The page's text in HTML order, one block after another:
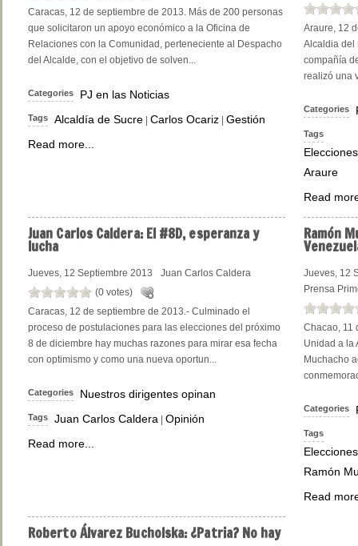
Caracas, 12 de septiembre de 2013. Más de 200 personas
que solicitaron un apoyo económico a la Oficina de
Relaciones con la Comunidad, perteneciente al Despacho
del Alcalde, con el objetivo de solven...
Categories PJ en las Noticias
Tags Alcaldía de Sucre Carlos Ocariz Gestión
Read more...
Araure, 12
Alcaldia del
compañía
realizó una
Categories
Tags
Araure
Read
Juan Carlos Caldera: El #8D, esperanza y
lucha
Jueves, 12 Septiembre 2013
Juan Carlos Caldera
(0 votes)
Caracas, 12 de septiembre de 2013.- Culminado el
proceso de postulaciones para las elecciones del próximo
8 de diciembre hay muchas razones para mirar esa fecha
con optimismo y como una nueva oportun...
Categories Nuestros dirigentes opinan
Tags Juan Carlos Caldera | Opinión
Read more...
Ramón
Jueves, 12
Prensa
Chacao, 11
Unidad a la
Muchacho
Categories
Tags
Ramón
Read
RobertoÁlvarez Bucholska: ¿Patria? No hay